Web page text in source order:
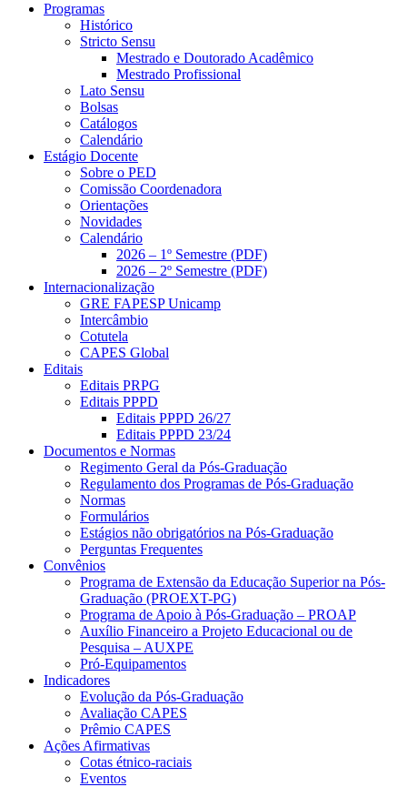
Programas
Histórico
Stricto Sensu
Mestrado e Doutorado Acadêmico
Mestrado Profissional
Lato Sensu
Bolsas
Catálogos
Calendário
Estágio Docente
Sobre o PED
Comissão Coordenadora
Orientações
Novidades
Calendário
2026 – 1º Semestre (PDF)
2026 – 2º Semestre (PDF)
Internacionalização
GRE FAPESP Unicamp
Intercâmbio
Cotutela
CAPES Global
Editais
Editais PRPG
Editais PPPD
Editais PPPD 26/27
Editais PPPD 23/24
Documentos e Normas
Regimento Geral da Pós-Graduação
Regulamento dos Programas de Pós-Graduação
Normas
Formulários
Estágios não obrigatórios na Pós-Graduação
Perguntas Frequentes
Convênios
Programa de Extensão da Educação Superior na Pós-
Graduação (PROEXT-PG)
Programa de Apoio à Pós-Graduação – PROAP
Auxílio Financeiro a Projeto Educacional ou de
Pesquisa – AUXPE
Pró-Equipamentos
Indicadores
Evolução da Pós-Graduação
Avaliação CAPES
Prêmio CAPES
Ações Afirmativas
Cotas étnico-raciais
Eventos